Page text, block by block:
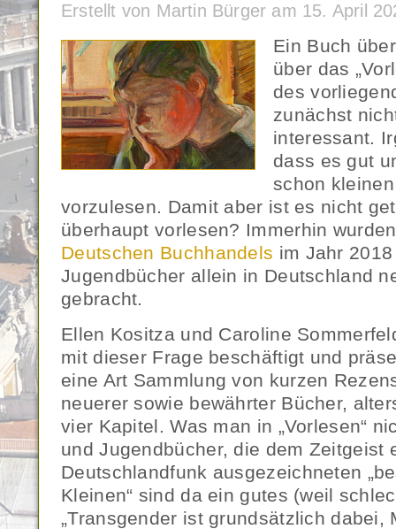
Erstellt von Martin Bürger am 15. April
Ein Buch
über das
des
zunächst
interessant.
dass es gut
schon
vorzulesen. Damit aber ist es nicht
überhaupt vorlesen? Immerhin
Deutschen Buchhandels im Jahr
Jugendbücher allein in Deutschland
gebracht.
Ellen Kositza und Caroline
mit dieser Frage beschäftigt und
eine Art Sammlung von kurzen
neuerer sowie bewährter Bücher,
vier Kapitel. Was man in „Vorlesen“
und Jugendbücher, die dem Zeitgeist
Deutschlandfunk ausgezeichneten
Kleinen“ sind da ein gutes (weil
„Transgender ist grundsätzlich dabei,